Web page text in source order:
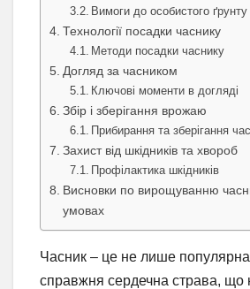
Вимоги до особистого ґрунту
Технології посадки часнику
Методи посадки часнику
Догляд за часником
Ключові моменти в догляді
Збір і зберігання врожаю
Прибирання та зберігання
Захист від шкідників та хвороб
Профілактика шкідників
Висновки по вирощуванню
умовах
Часник – це не лише популярна
справжня сердечна страва, що